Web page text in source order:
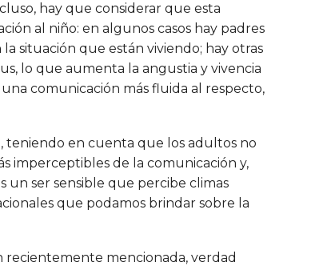
hay que considerar que esta
al niño: en algunos casos hay padres
situación que están viviendo; hay otras
lo que aumenta la angustia y vivencia
comunicación más fluida al respecto,
teniendo en cuenta que los adultos no
imperceptibles de la comunicación y,
un ser sensible que percibe climas
que podamos brindar sobre la
recientemente mencionada, verdad